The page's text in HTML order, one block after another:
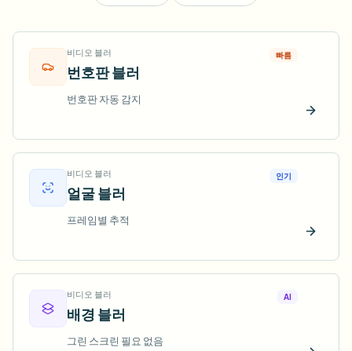
비디오 블러
번호판 블러
빠름
번호판 자동 감지
지금
비디오 블러
얼굴 블러
인기
프레임별 추적
지금
비디오 블러
배경 블러
AI
그린 스크린 필요 없음